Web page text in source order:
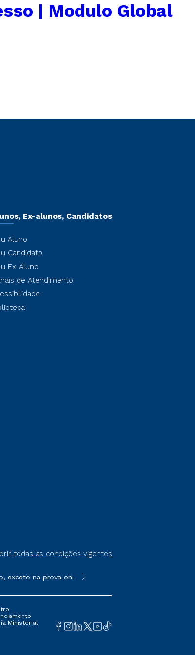
| Modulo Global
Ex-alunos, Candidatos
Aluno
Candidato
Ex-Aluno
de Atendimento
todas as condições vigentes
na prova on-line ou agendada, que ofertam
**Semipresencial é um formato do
Ministerial